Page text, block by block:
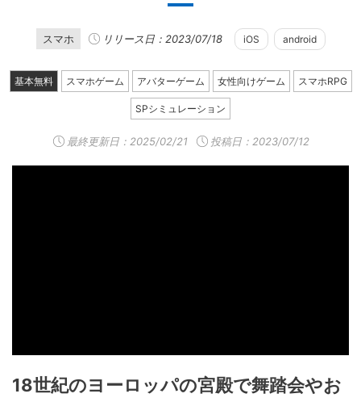
スマホ リリース日：2023/07/18 iOS android
基本無料 スマホゲーム アバターゲーム 女性向けゲーム スマホRPG
SPシミュレーション
最終更新日： 2025/02/21 投稿日：2023/07/12
18世紀のヨーロッパの宮殿で舞踏会やお